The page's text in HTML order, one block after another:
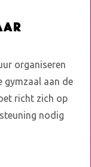
organiseren
gymzaal aan de
richt zich op
nodig